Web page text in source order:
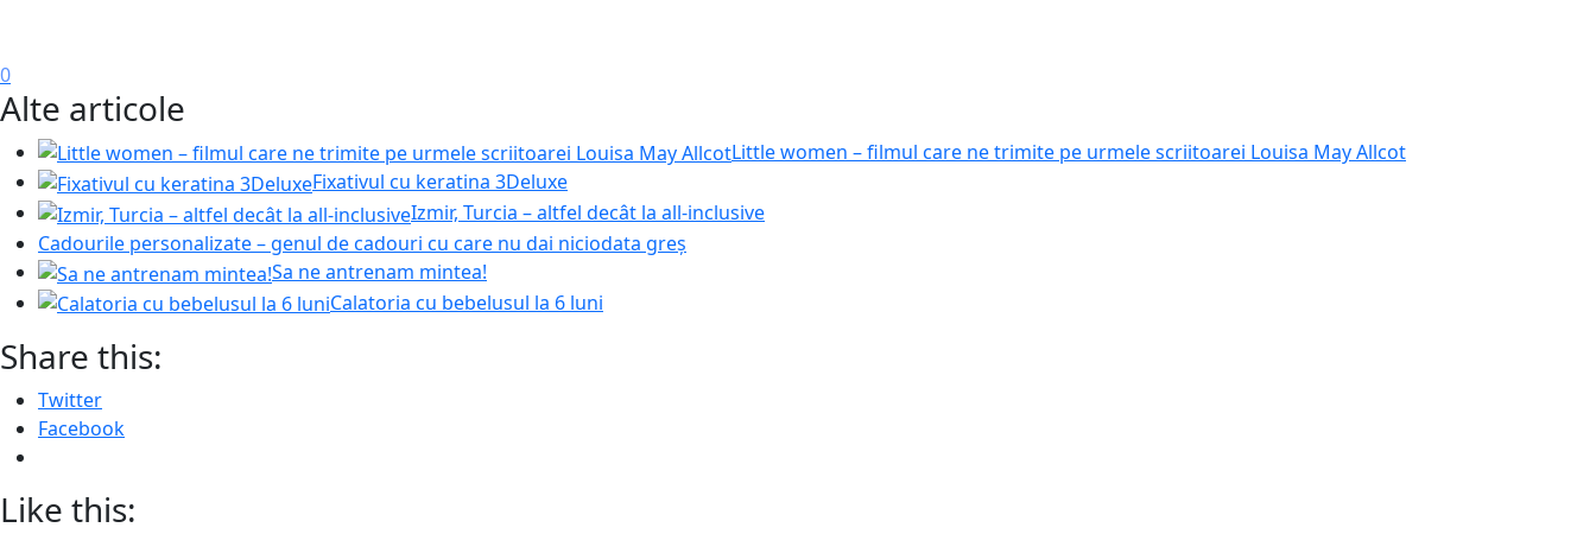
0
Alte articole
Little women – filmul care ne trimite pe urmele scriitoarei Louisa May Allcot
Fixativul cu keratina 3Deluxe
Izmir, Turcia – altfel decât la all-inclusive
Cadourile personalizate – genul de cadouri cu care nu dai niciodata greș
Sa ne antrenam mintea!
Calatoria cu bebelusul la 6 luni
Share this:
Twitter
Facebook
Like this: